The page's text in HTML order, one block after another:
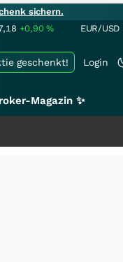
sichern.
+0,90% EUR/USD
Login
geschenkt!
Magazin ✨